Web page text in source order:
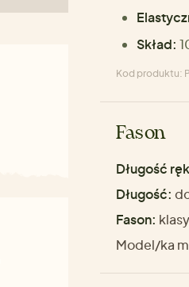
Skład:
Kod produktu:
Fason
Długość
Długość:
Fason:
Model/ka